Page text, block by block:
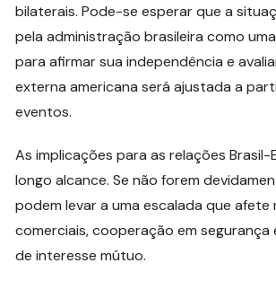
bilaterais. Pode-se esperar que a
pela administração brasileira como
para afirmar sua independência e
externa americana será ajustada a
eventos.
As implicações para as relações Brasil-
longo alcance. Se não forem
podem levar a uma escalada que afete
comerciais, cooperação em segurança
de interesse mútuo.